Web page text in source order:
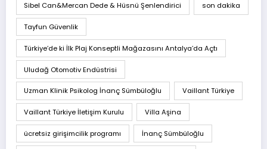
Sibel Can&Mercan Dede & Hüsnü Şenlendirici son dakika
Tayfun Güvenlik
Türkiye’de ki İlk Plaj Konseptli Mağazasını Antalya’da Açtı
Uludağ Otomotiv Endüstrisi
Uzman Klinik Psikolog İnanç Sümbüloğlu Vaillant Türkiye
Vaillant Türkiye İletişim Kurulu Villa Aşina
ücretsiz girişimcilik programı İnanç Sümbüloğlu